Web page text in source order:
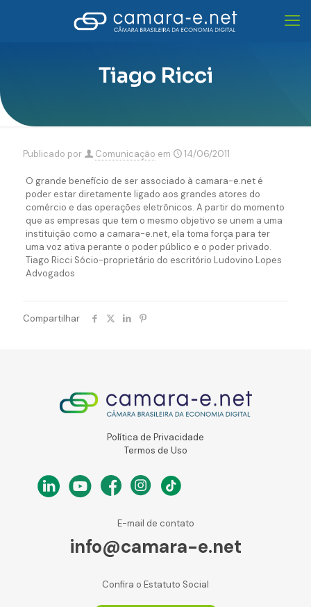
Tiago Ricci
Publicado por Comunicação em 14/06/2011
O grande benefício de ser associado à camara-e.net é
poder estar diretamente ligado aos grandes atores do
comércio e das operações eletrônicos. A partir do momento
que as empresas que tem o mesmo objetivo se unem a uma
instituição como a camara-e.net, ela toma força para ter
uma voz ativa perante o poder público e o poder privado.
Tiago Ricci Sócio-proprietário do escritório Ludovino Lopes
Advogados
Compartilhar
Política de Privacidade
Termos de Uso
E-mail de contato
info@camara-e.net
Confira o Estatuto Social